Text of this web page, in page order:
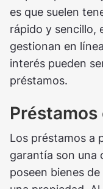
es que suelen
rápido y sencillo,
gestionan en
interés pueden
préstamos.
Los préstamos a
garantía son una
poseen bienes